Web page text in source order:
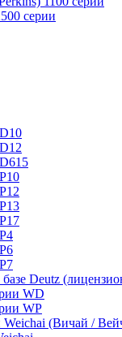
серии
Deutz
WD
WP
Weichai (Вичай /